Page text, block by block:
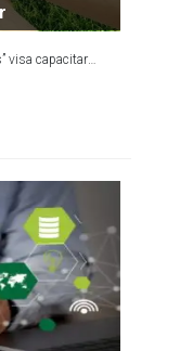
visa capacitar
a...